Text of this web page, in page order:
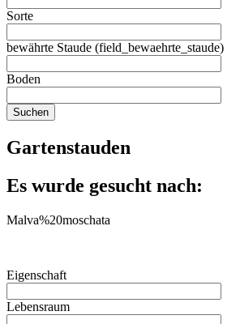
Sorte
bewährte Staude (field_bewaehrte_staude)
Boden
Gartenstauden
Es wurde gesucht nach:
Malva%20moschata
Eigenschaft
Lebensraum